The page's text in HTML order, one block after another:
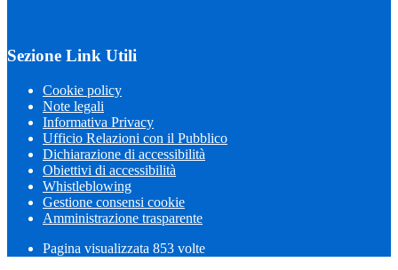
Sezione Link Utili
Cookie policy
Note legali
Informativa Privacy
Ufficio Relazioni con il Pubblico
Dichiarazione di accessibilità
Obiettivi di accessibilità
Whistleblowing
Gestione consensi cookie
Amministrazione trasparente
Pagina visualizzata 853 volte